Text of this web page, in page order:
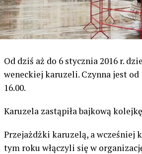
Od dziś aż do 6 stycznia 2016 r.
weneckiej karuzeli. Czynna jest
16.00.
Karuzela zastąpiła bajkową
Przejażdżki karuzelą, a wcześniej
tym roku włączyli się w